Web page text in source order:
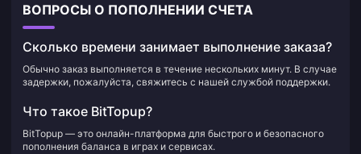
ВОПРОСЫ О ПОПОЛНЕНИИ СЧЕТА
Сколько времени занимает выполнение заказа?
Обычно заказ выполняется в течение нескольких минут. В случае
задержки, пожалуйста, свяжитесь с нашей службой поддержки.
Что такое BitTopup?
BitTopup — это онлайн-платформа для быстрого и безопасного
пополнения баланса в играх и сервисах.